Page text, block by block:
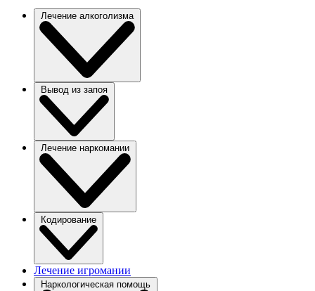
Лечение алкоголизма
Вывод из запоя
Лечение наркомании
Кодирование
Лечение игромании
Наркологическая помощь